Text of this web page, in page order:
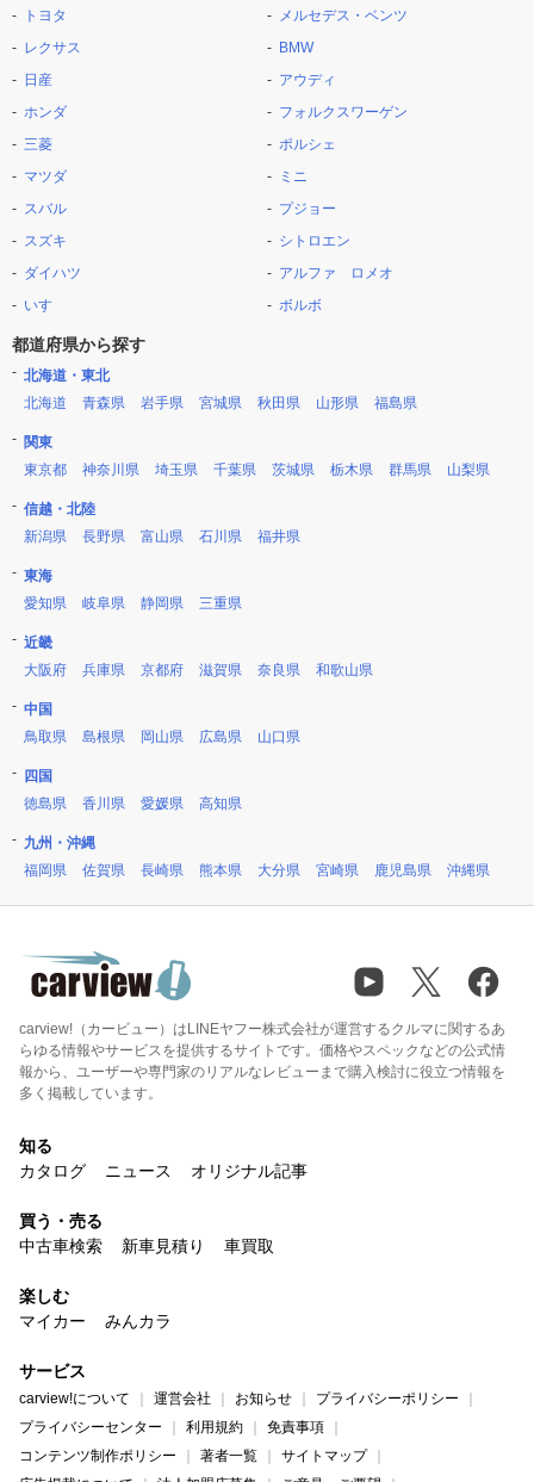
トヨタ
レクサス
日産
ホンダ
三菱
マツダ
スバル
スズキ
ダイハツ
いすゞ
メルセデス・ベンツ
BMW
アウディ
フォルクスワーゲン
ポルシェ
ミニ
プジョー
シトロエン
アルファ ロメオ
ボルボ
都道府県から探す
北海道・東北
北海道
青森県 岩手県 宮城県 秋田県 山形県 福島県
関東
東京都
神奈川県 埼玉県 千葉県 茨城県 栃木県 群馬県 山梨県
信越・北陸
新潟県
長野県 富山県 石川県 福井県
東海
愛知県
岐阜県 静岡県 三重県
近畿
大阪府
兵庫県 京都府 滋賀県 奈良県 和歌山県
中国
鳥取県
島根県 岡山県 広島県 山口県
四国
徳島県
香川県 愛媛県 高知県
九州・沖縄
福岡県
佐賀県 長崎県 熊本県 大分県 宮崎県 鹿児島県 沖縄県
carview!（カービュー）はLINEヤフー株式会社が運営するクルマに関するあ
らゆる情報やサービスを提供するサイトです。価格やスペックなどの公式情
報から、ユーザーや専門家のリアルなレビューまで購入検討に役立つ情報を
多く掲載しています。
知る
カタログ
ニュース オリジナル記事
買う・売る
中古車検索
新車見積り 車買取
楽しむ
マイカー
みんカラ
サービス
carview!について 運営会社 お知らせ
プライバシーポリシー
プライバシーセンター
利用規約
免責事項
コンテンツ制作ポリシー
著者一覧
サイトマップ